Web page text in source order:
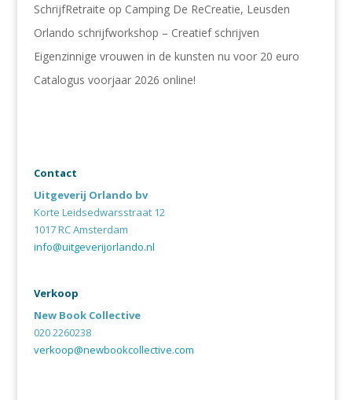
SchrijfRetraite op Camping De ReCreatie, Leusden
Orlando schrijfworkshop – Creatief schrijven
Eigenzinnige vrouwen in de kunsten nu voor 20 euro
Catalogus voorjaar 2026 online!
Contact
Uitgeverij Orlando bv
Korte Leidsedwarsstraat 12
1017 RC Amsterdam
info@uitgeverijorlando.nl
Verkoop
New Book Collective
020 2260238
verkoop@newbookcollective.com